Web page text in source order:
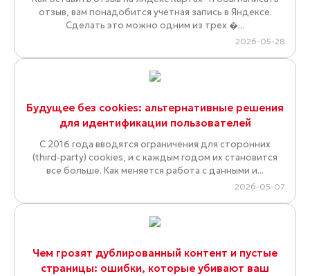
отзыв, вам понадобится учетная запись в Яндексе.
Сделать это можно одним из трех �...
2026-05-28
Будущее без cookies: альтернативные решения
для идентификации пользователей
С 2016 года вводятся ограничения для сторонних
(third-party) cookies, и с каждым годом их становится
все больше. Как меняется работа с данными и...
2026-05-07
Чем грозят дублированный контент и пустые
страницы: ошибки, которые убивают ваш